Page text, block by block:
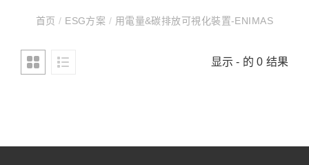
首页/ ESG方案 / ⽤電量&碳排放可視化裝置-ENIMAS
显示 - 的 0 结果